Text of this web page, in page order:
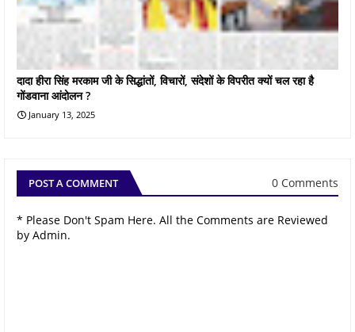
दादा हीरा सिंह मरकाम जी के सिद्धांतों, विचारों, संदेशों के विपरीत क्यों चल रहा है
गोंडवाना आंदोलन ?
January 13, 2025
POST A COMMENT 0 Comments
* Please Don't Spam Here. All the Comments are Reviewed
by Admin.